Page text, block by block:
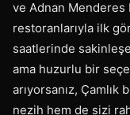
ve Adnan Menderes
restoranlarıyla ilk
saatlerinde
ama huzurlu bir
arıyorsanız,
nezih hem de sizi